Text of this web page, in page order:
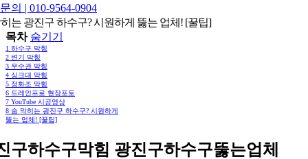
의 | 010-9564-0904
는 광진구 하수구? 시원하게 뚫는 업체! [꿀팁]
목차 숨기기
1 하수구 막힘
2 변기 막힘
3 우수관 막힘
4 싱크대 막힘
5 정화조 막힘
6 드레인프로 현장포토
7 YouTube 시공영상
8 숨 막히는 광진구 하수구? 시원하게
뚫는 업체! [꿀팁]
구하수구막힘 광진구하수구뚫는업체